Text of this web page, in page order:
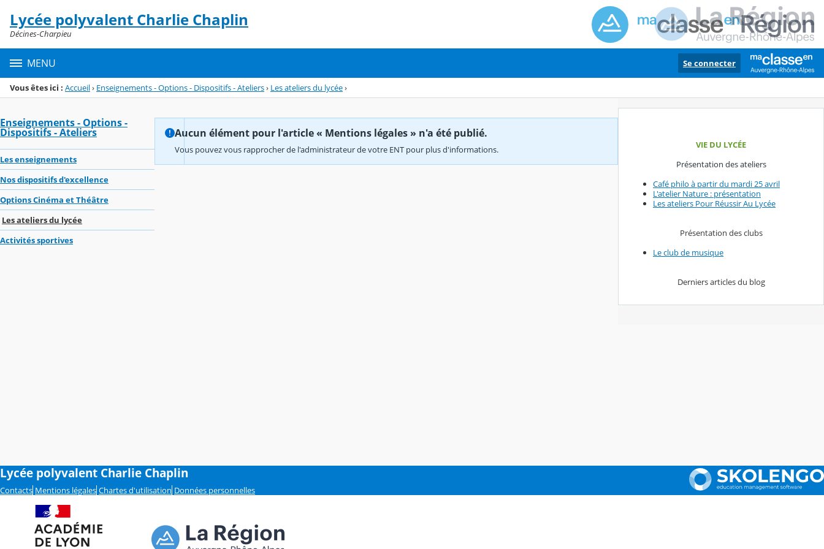
Menu de la rubrique
Contenu
Lycée polyvalent Charlie Chaplin
Décines-Charpieu
MENU Se connecter
Vous êtes ici : Accueil› Enseignements - Options - Dispositifs - Ateliers› Les ateliers du lycée›
Enseignements - Options -
Dispositifs - Ateliers
Les enseignements
Nos dispositifs d'excellence
Options Cinéma et Théâtre
Les ateliers du lycée
Activités sportives
Aucun élément pour l'article « Mentions légales » n'a été publié.
Vous pouvez vous rapprocher de l'administrateur de votre ENT pour plus d'informations.
VIE DU LYCÉE
Présentation des ateliers
Café philo à partir du mardi 25 avril
L'atelier Nature : présentation
Les ateliers Pour Réussir Au Lycée
Présentation des clubs
Le club de musique
Derniers articles du blog
Lycée polyvalent Charlie Chaplin
Contacts Mentions légales Chartes d'utilisation Données personnelles